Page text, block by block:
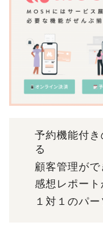
予約機能付
る
顧客管理がで
感想レポー
１対１のパ